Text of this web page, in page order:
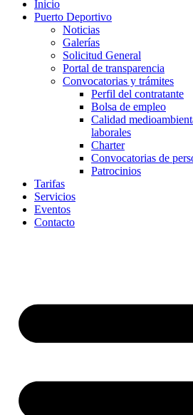
Inicio
Puerto Deportivo
Noticias
Galerías
Solicitud General
Portal de transparencia
Convocatorias y trámites
Perfil del contratante
Bolsa de empleo
Calidad
laborales
Charter
Convocatorias de
Patrocinios
Tarifas
Servicios
Eventos
Contacto